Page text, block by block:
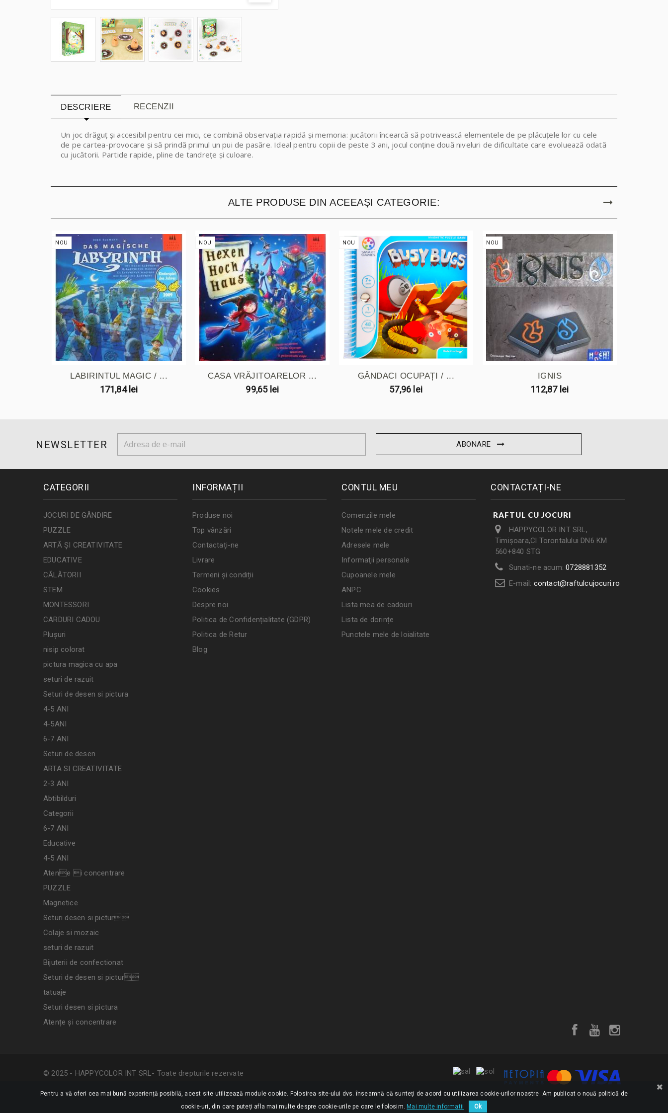
DESCRIERE RECENZII
Un joc drăguț și accesibil pentru cei mici, ce combină observația rapidă și memoria: jucătorii încearcă să potrivească elementele de pe plăcuțele lor cu cele
de pe cartea-provocare și să prindă primul un pui de pasăre. Ideal pentru copii de peste 3 ani, jocul conține două niveluri de dificultate care evoluează odată
cu jucătorii. Partide rapide, pline de tandrețe și culoare.
ALTE PRODUSE DIN ACEEAȘI CATEGORIE:
NOU
LABIRINTUL MAGIC / ...
171,84 lei
NOU
CASA VRĂJITOARELOR ...
99,65 lei
NOU
GÂNDACI OCUPAȚI / ...
57,96 lei
NOU
IGNIS
112,87 lei
NEWSLETTER ABONARE
CATEGORII
JOCURI DE GÂNDIRE
PUZZLE
ARTĂ ȘI CREATIVITATE
EDUCATIVE
CĂLĂTORII
STEM
MONTESSORI
CARDURI CADOU
Plușuri
nisip colorat
pictura magica cu apa
seturi de razuit
Seturi de desen si pictura
4-5 ANI
4-5ANI
6-7 ANI
Seturi de desen
ARTA SI CREATIVITATE
2-3 ANI
Abtibilduri
Categorii
6-7 ANI
Educative
4-5 ANI
Atene i concentrare
PUZZLE
Magnetice
Seturi desen si pictur
Colaje si mozaic
seturi de razuit
Bijuterii de confectionat
Seturi de desen si pictur
tatuaje
Seturi desen si pictura
Atențe și concentrare
INFORMAȚII
Produse noi
Top vânzări
Contactați-ne
Livrare
Termeni și condiții
Cookies
Despre noi
Politica de Confidențialitate (GDPR)
Politica de Retur
Blog
CONTUL MEU
Comenzile mele
Notele mele de credit
Adresele mele
Informaţii personale
Cupoanele mele
ANPC
Lista mea de cadouri
Lista de dorințe
Punctele mele de loialitate
CONTACTAȚI-NE
RAFTUL CU JOCURI
HAPPYCOLOR INT SRL,
Timișoara,Cl Torontalului DN6 KM
560+840 STG
Sunati-ne acum:0728881352
E-mail: contact@raftulcujocuri.ro
© 2025 - HAPPYCOLOR INT SRL- Toate drepturile rezervate
Pentru a vă oferi cea mai bună experiență posibilă, acest site utilizează module cookie. Folosirea site-ului dvs. înseamnă că sunteți de acord cu utilizarea cookie-urilor noastre. Am publicat o nouă politică de
cookie-uri, din care puteți afla mai multe despre cookie-urile pe care le folosim. Mai multe informatii Ok